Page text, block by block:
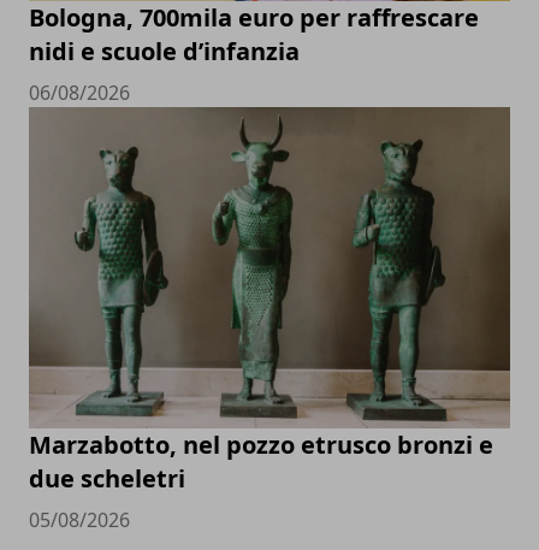
Bologna, 700mila euro per raffrescare
nidi e scuole d’infanzia
06/08/2026
Marzabotto, nel pozzo etrusco bronzi e
due scheletri
05/08/2026